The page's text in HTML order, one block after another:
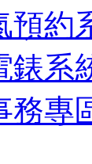
預約
錶系
務專